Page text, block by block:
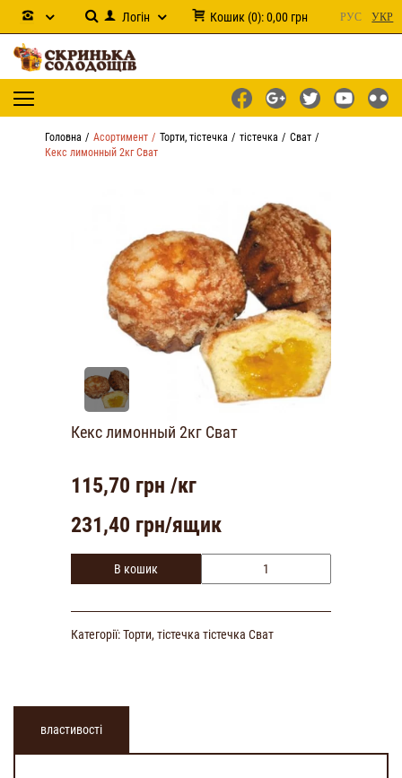
Логін Кошик (0):0,00 грн РУС УКР
Головна Асортимент Торти, тістечка тістечка
Сват
Кекс лимонный 2кг Сват
Кекс лимонный 2кг Сват
115,70 грн /кг
231,40 грн/ящик
В кошик
Категорії:Торти, тістечка тістечка Сват
властивості